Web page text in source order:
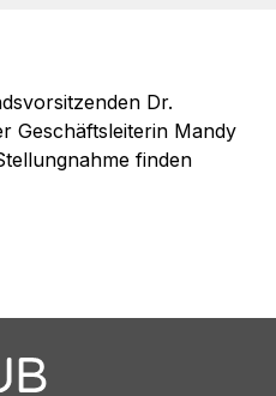
Dr.
Geschäftsleiterin Mandy
finden